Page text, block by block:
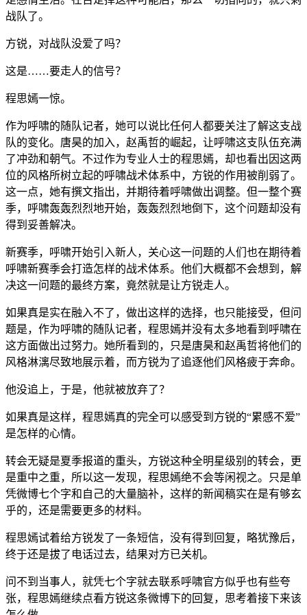
战队了。
方锐，对战队没爱了吗？
这是……要走人的信号？
程思嫣一惊。
作为呼啸的随队记者，她可以说比任何人都要关注了解这支战
队的变化。唐昊的加入，赵禹哲的崛起，让呼啸这支队伍充满
了冲劲和朝气。不过作为专业人士的程思嫣，却也看出因这两
位的风格所树立起的呼啸战术体系中，方锐的作用被削弱了。
这一点，她有撰文指出，并期待着呼啸做出调整。但一整个赛
季，呼啸轰轰烈烈地开始，轰轰烈烈地倒下，这个问题却没有
得到妥善解决。
新赛季，呼啸开始引入新人，关心这一问题的人们也在期待着
呼啸新赛季会打造怎样的战术体系。他们大概都不会想到，解
决这一问题的最终方案，竟然就是让方锐走人。
如果真是实在融入不了，做出这样的选择，也只能接受，但问
题是，作为呼啸的随队记者，程思嫣并没有太多地看到呼啸在
这方面做出过努力。她所看到的，只是唐昊和赵禹哲将他们的
风格淋漓尽致地展示着，而方锐为了追逐他们风格疲于奔命。
他没追上，于是，他就被放弃了？
如果真是这样，程思嫣真的完全可以感受到方锐的“累感不爱”
是怎样的心情。
转会无疑是夏季报道的重头，方锐这种全明星级别的转会，更
是重中之重，所以这一发现，程思嫣绝不会等闲视之。只是单
凭微博七个字和自己的大量脑补，这样的新闻稿实在是有够玄
乎的，还是需要更多的材料。
程思嫣试着给方锐发了一条短信，没有得到回复，略犹豫后，
终于还是拔了电话过去，结果对方已关机。
问不到当事人，就凭七个字就去联系呼啸官方似乎也有些夸
张，程思嫣继续点看方锐这条微博下的回复，思考着接下来该